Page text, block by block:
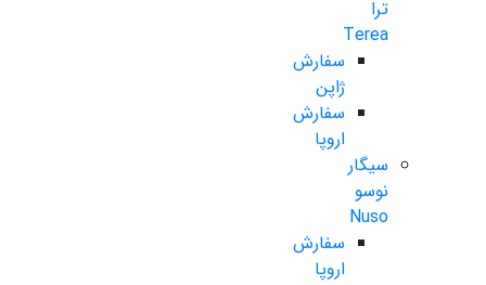
ترا
Terea
سفارش
ژاپن
سفارش
اروپا
سیگار
نوسو
Nuso
سفارش
اروپا